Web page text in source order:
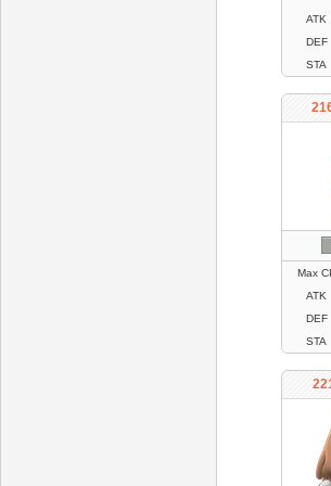
ATK
DEF
STA
Max
ATK
DEF
STA